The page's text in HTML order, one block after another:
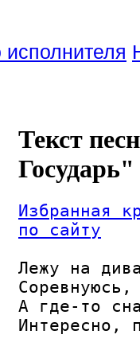
исполнителя
Текст
Государь"
Избранная
по сайту
Лежу на
А где-то
Интересно,